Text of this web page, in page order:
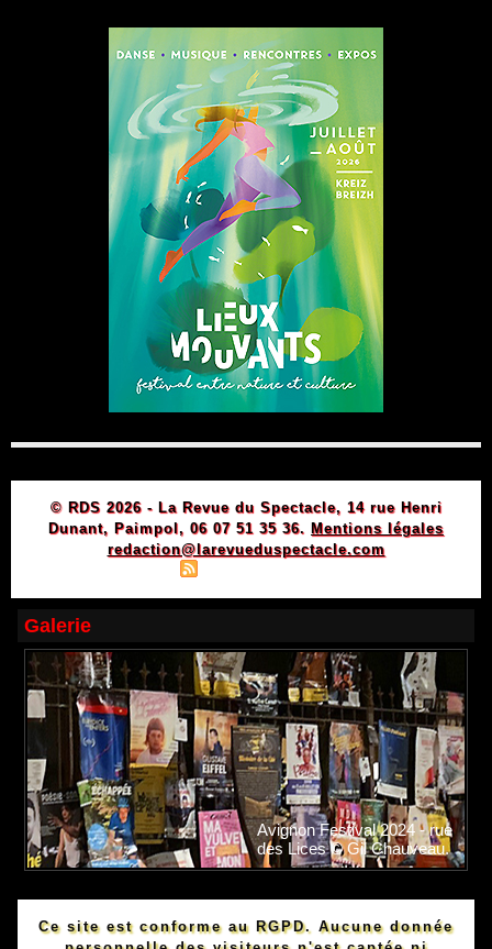
© RDS 2026 - La Revue du Spectacle, 14 rue Henri
Dunant, Paimpol, 06 07 51 35 36. Mentions légales
redaction@larevueduspectacle.com
Galerie
Avignon Festival 2024 - rue
des Lices © Gil Chauveau.
Ce site est conforme au RGPD. Aucune donnée